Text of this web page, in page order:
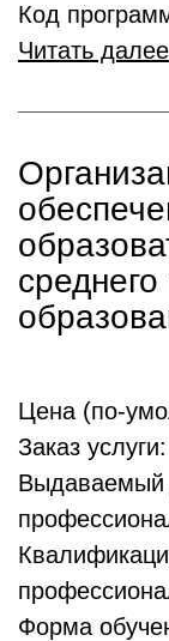
Код
Читать далее
Цена (по-
Заказ
Форма